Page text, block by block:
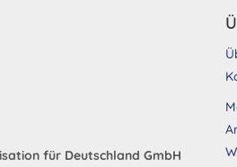
für Deutschland GmbH